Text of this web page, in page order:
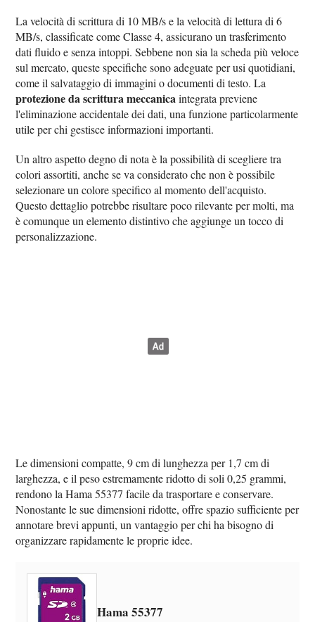
La velocità di scrittura di 10 MB/s e la velocità di lettura di 6
MB/s, classificate come Classe 4, assicurano un trasferimento
dati fluido e senza intoppi. Sebbene non sia la scheda più veloce
sul mercato, queste specifiche sono adeguate per usi quotidiani,
come il salvataggio di immagini o documenti di testo. La
protezione da scrittura meccanicaintegrata previene
l'eliminazione accidentale dei dati, una funzione particolarmente
utile per chi gestisce informazioni importanti.
Un altro aspetto degno di nota è la possibilità di scegliere tra
colori assortiti, anche se va considerato che non è possibile
selezionare un colore specifico al momento dell'acquisto.
Questo dettaglio potrebbe risultare poco rilevante per molti, ma
è comunque un elemento distintivo che aggiunge un tocco di
personalizzazione.
Le dimensioni compatte, 9 cm di lunghezza per 1,7 cm di
larghezza, e il peso estremamente ridotto di soli 0,25 grammi,
rendono la Hama 55377 facile da trasportare e conservare.
Nonostante le sue dimensioni ridotte, offre spazio sufficiente per
annotare brevi appunti, un vantaggio per chi ha bisogno di
organizzare rapidamente le proprie idee.
Hama 55377